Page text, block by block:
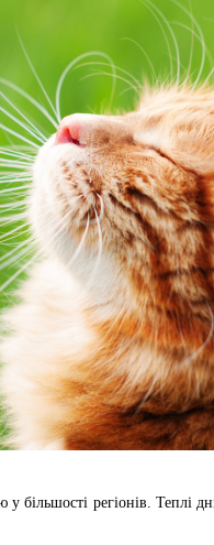
у більшості регіонів.